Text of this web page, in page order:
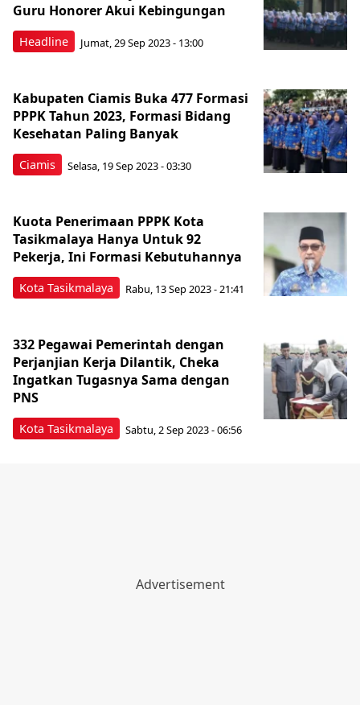
Headline
Guru Honorer Akui Kebingungan
Jumat, 29 Sep 2023 - 13:00
Ciamis
Kabupaten Ciamis Buka 477 Formasi
PPPK Tahun 2023, Formasi Bidang
Kesehatan Paling Banyak
Selasa, 19 Sep 2023 - 03:30
Kota Tasikmalaya
Kuota Penerimaan PPPK Kota
Tasikmalaya Hanya Untuk 92
Pekerja, Ini Formasi Kebutuhannya
Rabu, 13 Sep 2023 - 21:41
Kota Tasikmalaya
332 Pegawai Pemerintah dengan
Perjanjian Kerja Dilantik, Cheka
Ingatkan Tugasnya Sama dengan
PNS
Sabtu, 2 Sep 2023 - 06:56